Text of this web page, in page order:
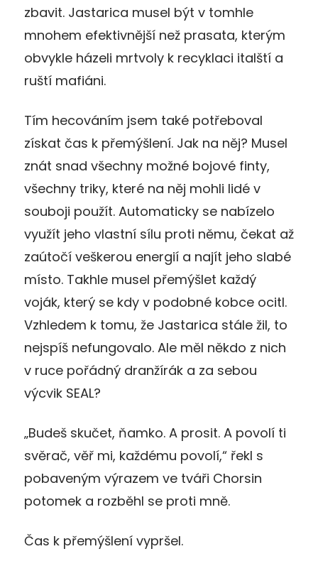
zbavit. Jastarica musel být v tomhle
mnohem efektivnější než prasata, kterým
obvykle házeli mrtvoly k recyklaci italští a
ruští mafiáni.
Tím hecováním jsem také potřeboval
získat čas k přemýšlení. Jak na něj? Musel
znát snad všechny možné bojové finty,
všechny triky, které na něj mohli lidé v
souboji použít. Automaticky se nabízelo
využít jeho vlastní sílu proti němu, čekat až
zaútočí veškerou energií a najít jeho slabé
místo. Takhle musel přemýšlet každý
voják, který se kdy v podobné kobce ocitl.
Vzhledem k tomu, že Jastarica stále žil, to
nejspíš nefungovalo. Ale měl někdo z nich
v ruce pořádný dranžírák a za sebou
výcvik SEAL?
„Budeš skučet, ňamko. A prosit. A povolí ti
svěrač, věř mi, každému povolí,“ řekl s
pobaveným výrazem ve tváři Chorsin
potomek a rozběhl se proti mně.
Čas k přemýšlení vypršel.